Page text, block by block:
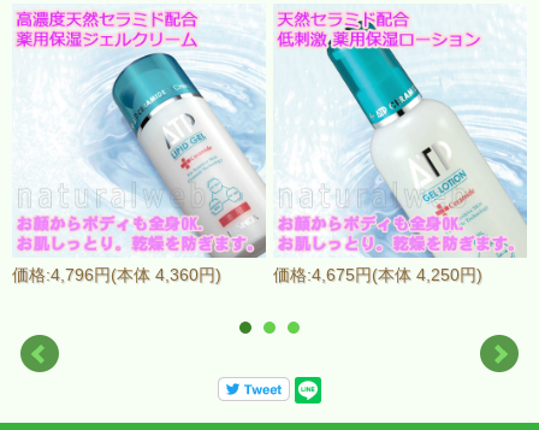
価格:4,796円(本体 4,360円) 価格:4,675円(本体 4,250円)